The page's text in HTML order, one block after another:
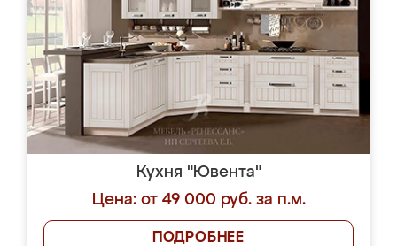
Кухня "Ювента"
Цена: от 49 000 руб. за п.м.
ПОДРОБНЕЕ